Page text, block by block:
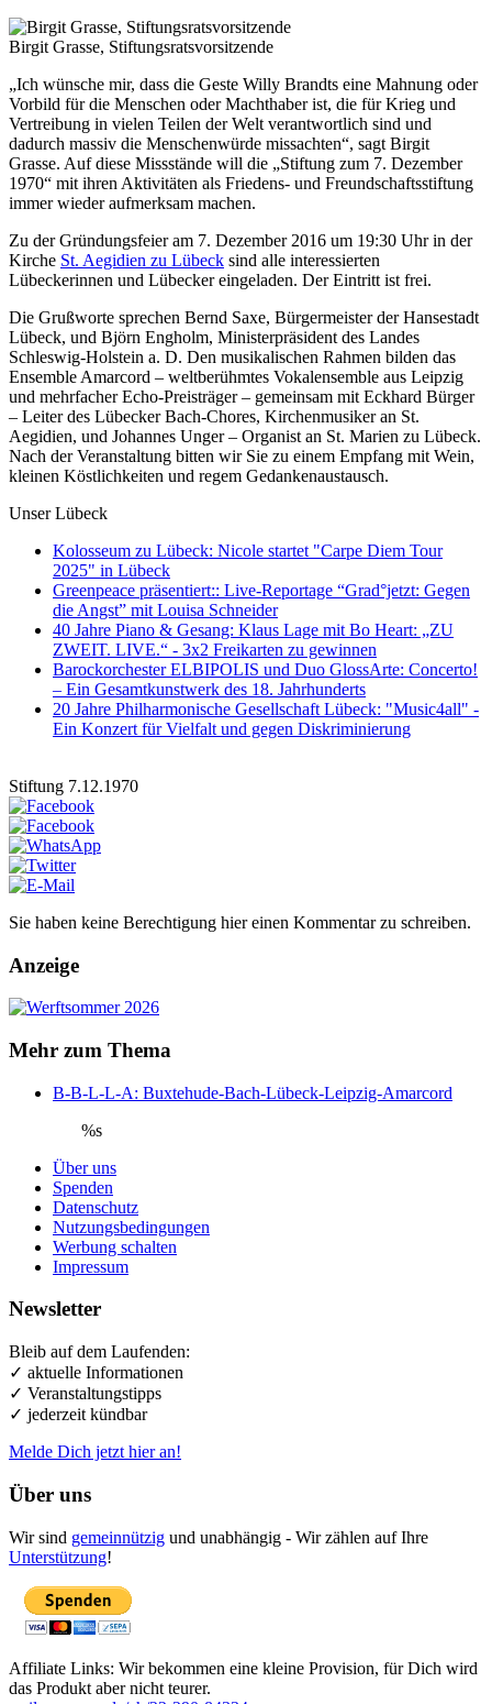
Birgit Grasse, Stiftungsratsvorsitzende
„Ich wünsche mir, dass die Geste Willy Brandts eine Mahnung oder
Vorbild für die Menschen oder Machthaber ist, die für Krieg und
Vertreibung in vielen Teilen der Welt verantwortlich sind und
dadurch massiv die Menschenwürde missachten“, sagt Birgit
Grasse. Auf diese Missstände will die „Stiftung zum 7. Dezember
1970“ mit ihren Aktivitäten als Friedens- und Freundschaftsstiftung
immer wieder aufmerksam machen.
Zu der Gründungsfeier am 7. Dezember 2016 um 19:30 Uhr in der
Kirche St. Aegidien zu Lübeck sind alle interessierten
Lübeckerinnen und Lübecker eingeladen. Der Eintritt ist frei.
Die Grußworte sprechen Bernd Saxe, Bürgermeister der Hansestadt
Lübeck, und Björn Engholm, Ministerpräsident des Landes
Schleswig-Holstein a. D. Den musikalischen Rahmen bilden das
Ensemble Amarcord – weltberühmtes Vokalensemble aus Leipzig
und mehrfacher Echo-Preisträger – gemeinsam mit Eckhard Bürger
– Leiter des Lübecker Bach-Chores, Kirchenmusiker an St.
Aegidien, und Johannes Unger – Organist an St. Marien zu Lübeck.
Nach der Veranstaltung bitten wir Sie zu einem Empfang mit Wein,
kleinen Köstlichkeiten und regem Gedankenaustausch.
Unser Lübeck
Kolosseum zu Lübeck: Nicole startet "Carpe Diem Tour
2025" in Lübeck
Greenpeace präsentiert:: Live-Reportage “Grad°jetzt: Gegen
die Angst” mit Louisa Schneider
40 Jahre Piano & Gesang: Klaus Lage mit Bo Heart: „ZU
ZWEIT. LIVE.“ - 3x2 Freikarten zu gewinnen
Barockorchester ELBIPOLIS und Duo GlossArte: Concerto!
– Ein Gesamtkunstwerk des 18. Jahrhunderts
20 Jahre Philharmonische Gesellschaft Lübeck: "Music4all" -
Ein Konzert für Vielfalt und gegen Diskriminierung
Stiftung 7.12.1970
Sie haben keine Berechtigung hier einen Kommentar zu schreiben.
Anzeige
Mehr zum Thema
B-B-L-L-A: Buxtehude-Bach-Lübeck-Leipzig-Amarcord
%s
Über uns
Spenden
Datenschutz
Nutzungsbedingungen
Werbung schalten
Impressum
Newsletter
Bleib auf dem Laufenden:
✓ aktuelle Informationen
✓ Veranstaltungstipps
✓ jederzeit kündbar
Melde Dich jetzt hier an!
Über uns
Wir sind gemeinnützig und unabhängig - Wir zählen auf Ihre
Unterstützung!
Affiliate Links: Wir bekommen eine kleine Provision, für Dich wird
das Produkt aber nicht teurer.